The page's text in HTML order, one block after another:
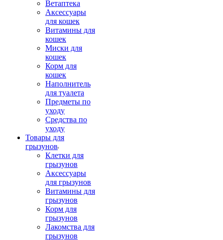
Ветаптека
Аксессуары
для кошек
Витамины для
кошек
Миски для
кошек
Корм для
кошек
Наполнитель
для туалета
Предметы по
уходу
Средства по
уходу
Товары для
грызунов
Клетки для
грызунов
Аксессуары
для грызунов
Витамины для
грызунов
Корм для
грызунов
Лакомства для
грызунов